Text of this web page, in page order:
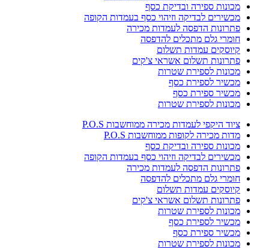
מכונות ספירה ובדיקת כסף
מכשירים לבדיקה וזיהוי כסף בעמדות הקופה
פתרונות הדפסה לעמדות מכירה
חומרי גלם מתכלים להדפסה
קיוסקים עמדות תשלום
פתרונות תשלום אשראי צ'קים
מכונות לספירת שטרות
מכשיר לספירת כסף
מכשיר ספירת כסף
מכונות לספירת שטרות
ציוד היקפי לעמדות מכירה ממוחשבות P.O.S
מדות מכירה לקופות ממוחשבות P.O.S
מכונות ספירה ובדיקת כסף
מכשירים לבדיקה וזיהוי כסף בעמדות הקופה
פתרונות הדפסה לעמדות מכירה
חומרי גלם מתכלים להדפסה
קיוסקים עמדות תשלום
פתרונות תשלום אשראי צ'קים
מכונות לספירת שטרות
מכשיר לספירת כסף
מכשיר ספירת כסף
מכונות לספירת שטרות